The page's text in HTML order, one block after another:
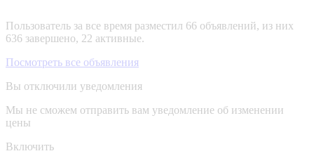
Пользователь за все время разместил 66 объявлений, из них
636 завершено, 22 активные.
Посмотреть все объявления
Вы отключили уведомления
Мы не сможем отправить вам уведомление об изменении
цены
Включить